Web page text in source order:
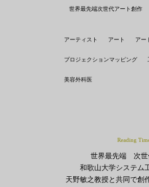
世界最先端次世代アート創作
アーティスト アート アー
プロジェクションマッピング
美容外科医
Reading
世界最先端 次世
和歌山大学システム
天野敏之教授と共同で創